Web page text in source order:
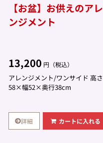
【お盆】お供えのアレ
ンジメント
13,200 円（税込）
アレンジメント/ワンサイド 高さ
58×幅52×奥行38cm
詳細 カートに入れる